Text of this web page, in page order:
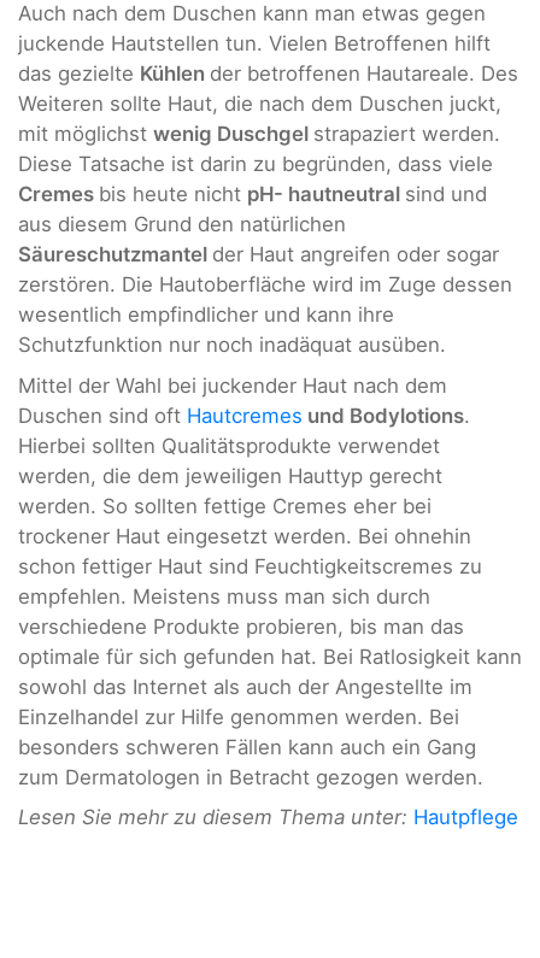
Auch nach dem Duschen kann man etwas gegen
juckende Hautstellen tun. Vielen Betroffenen hilft
das gezielte Kühlen der betroffenen Hautareale. Des
Weiteren sollte Haut, die nach dem Duschen juckt,
mit möglichst wenig Duschgel strapaziert werden.
Diese Tatsache ist darin zu begründen, dass viele
Cremes bis heute nicht pH- hautneutral sind und
aus diesem Grund den natürlichen
Säureschutzmantel der Haut angreifen oder sogar
zerstören. Die Hautoberfläche wird im Zuge dessen
wesentlich empfindlicher und kann ihre
Schutzfunktion nur noch inadäquat ausüben.
Mittel der Wahl bei juckender Haut nach dem
Duschen sind oft Hautcremes und Bodylotions.
Hierbei sollten Qualitätsprodukte verwendet
werden, die dem jeweiligen Hauttyp gerecht
werden. So sollten fettige Cremes eher bei
trockener Haut eingesetzt werden. Bei ohnehin
schon fettiger Haut sind Feuchtigkeitscremes zu
empfehlen. Meistens muss man sich durch
verschiedene Produkte probieren, bis man das
optimale für sich gefunden hat. Bei Ratlosigkeit kann
sowohl das Internet als auch der Angestellte im
Einzelhandel zur Hilfe genommen werden. Bei
besonders schweren Fällen kann auch ein Gang
zum Dermatologen in Betracht gezogen werden.
Lesen Sie mehr zu diesem Thema unter: Hautpflege